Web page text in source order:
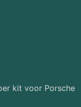
kit voor Porsche